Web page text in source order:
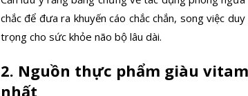
chắc để đưa ra khuyến cáo chắc chắn, song việc
trọng cho sức khỏe não bộ lâu dài.
2. Nguồn thực phẩm giàu
nhất